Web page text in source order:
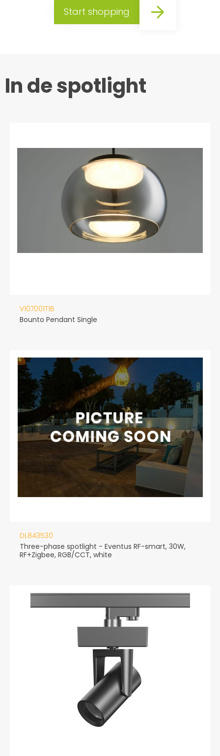
Start shopping
In de spotlight
V107001T1B
Bounto Pendant Single
DL843530
Three-phase spotlight - Eventus RF-smart, 30W,
RF+Zigbee, RGB/CCT, white